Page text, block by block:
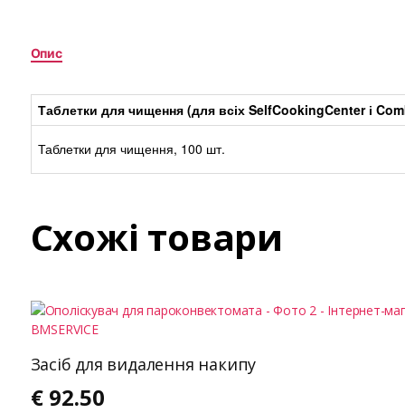
Опис
Таблетки для чищення (для всіх SelfCookingCenter і
Таблетки для чищення, 100 шт.
Схожі товари
Засіб для видалення накипу
€ 92.50